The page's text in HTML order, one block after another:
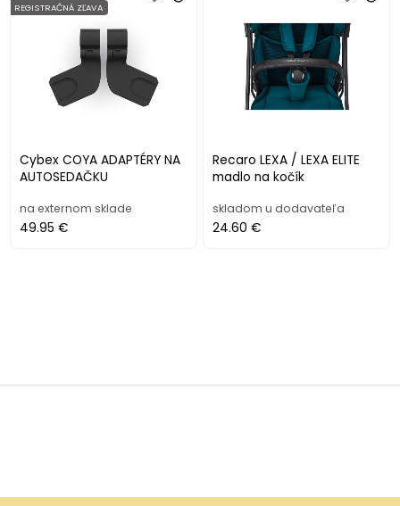
Cybex COYA ADAPTÉRY NA
AUTOSEDAČKU
REGISTRAČNÁ ZĽAVA
na externom sklade
49.95 €
Recaro LEXA / LEXA ELITE
madlo na kočík
skladom u dodavateľa
24.60 €